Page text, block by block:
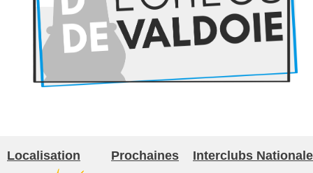
Localisation
Prochaines
Interclubs